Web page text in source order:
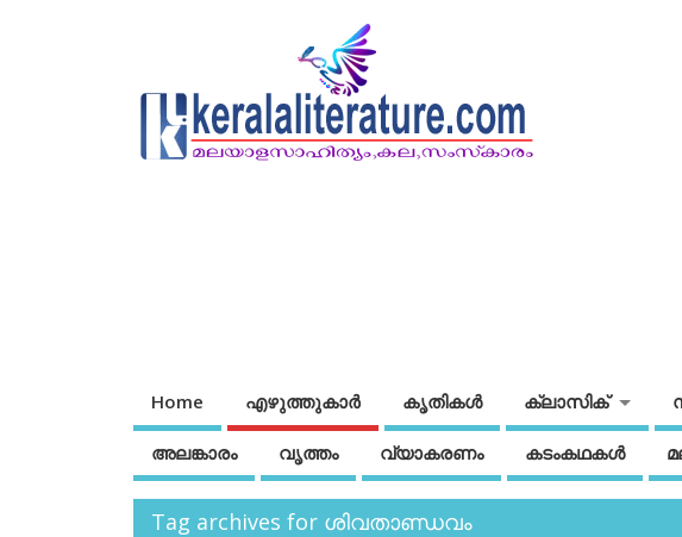
Home എഴുത്തുകാര്‍ കൃതികൾ ക്ലാസിക്
അലങ്കാരം വൃത്തം വ്യാകരണം കടംകഥകള്‍
Tag archives for ശിവതാണ്ഡവം